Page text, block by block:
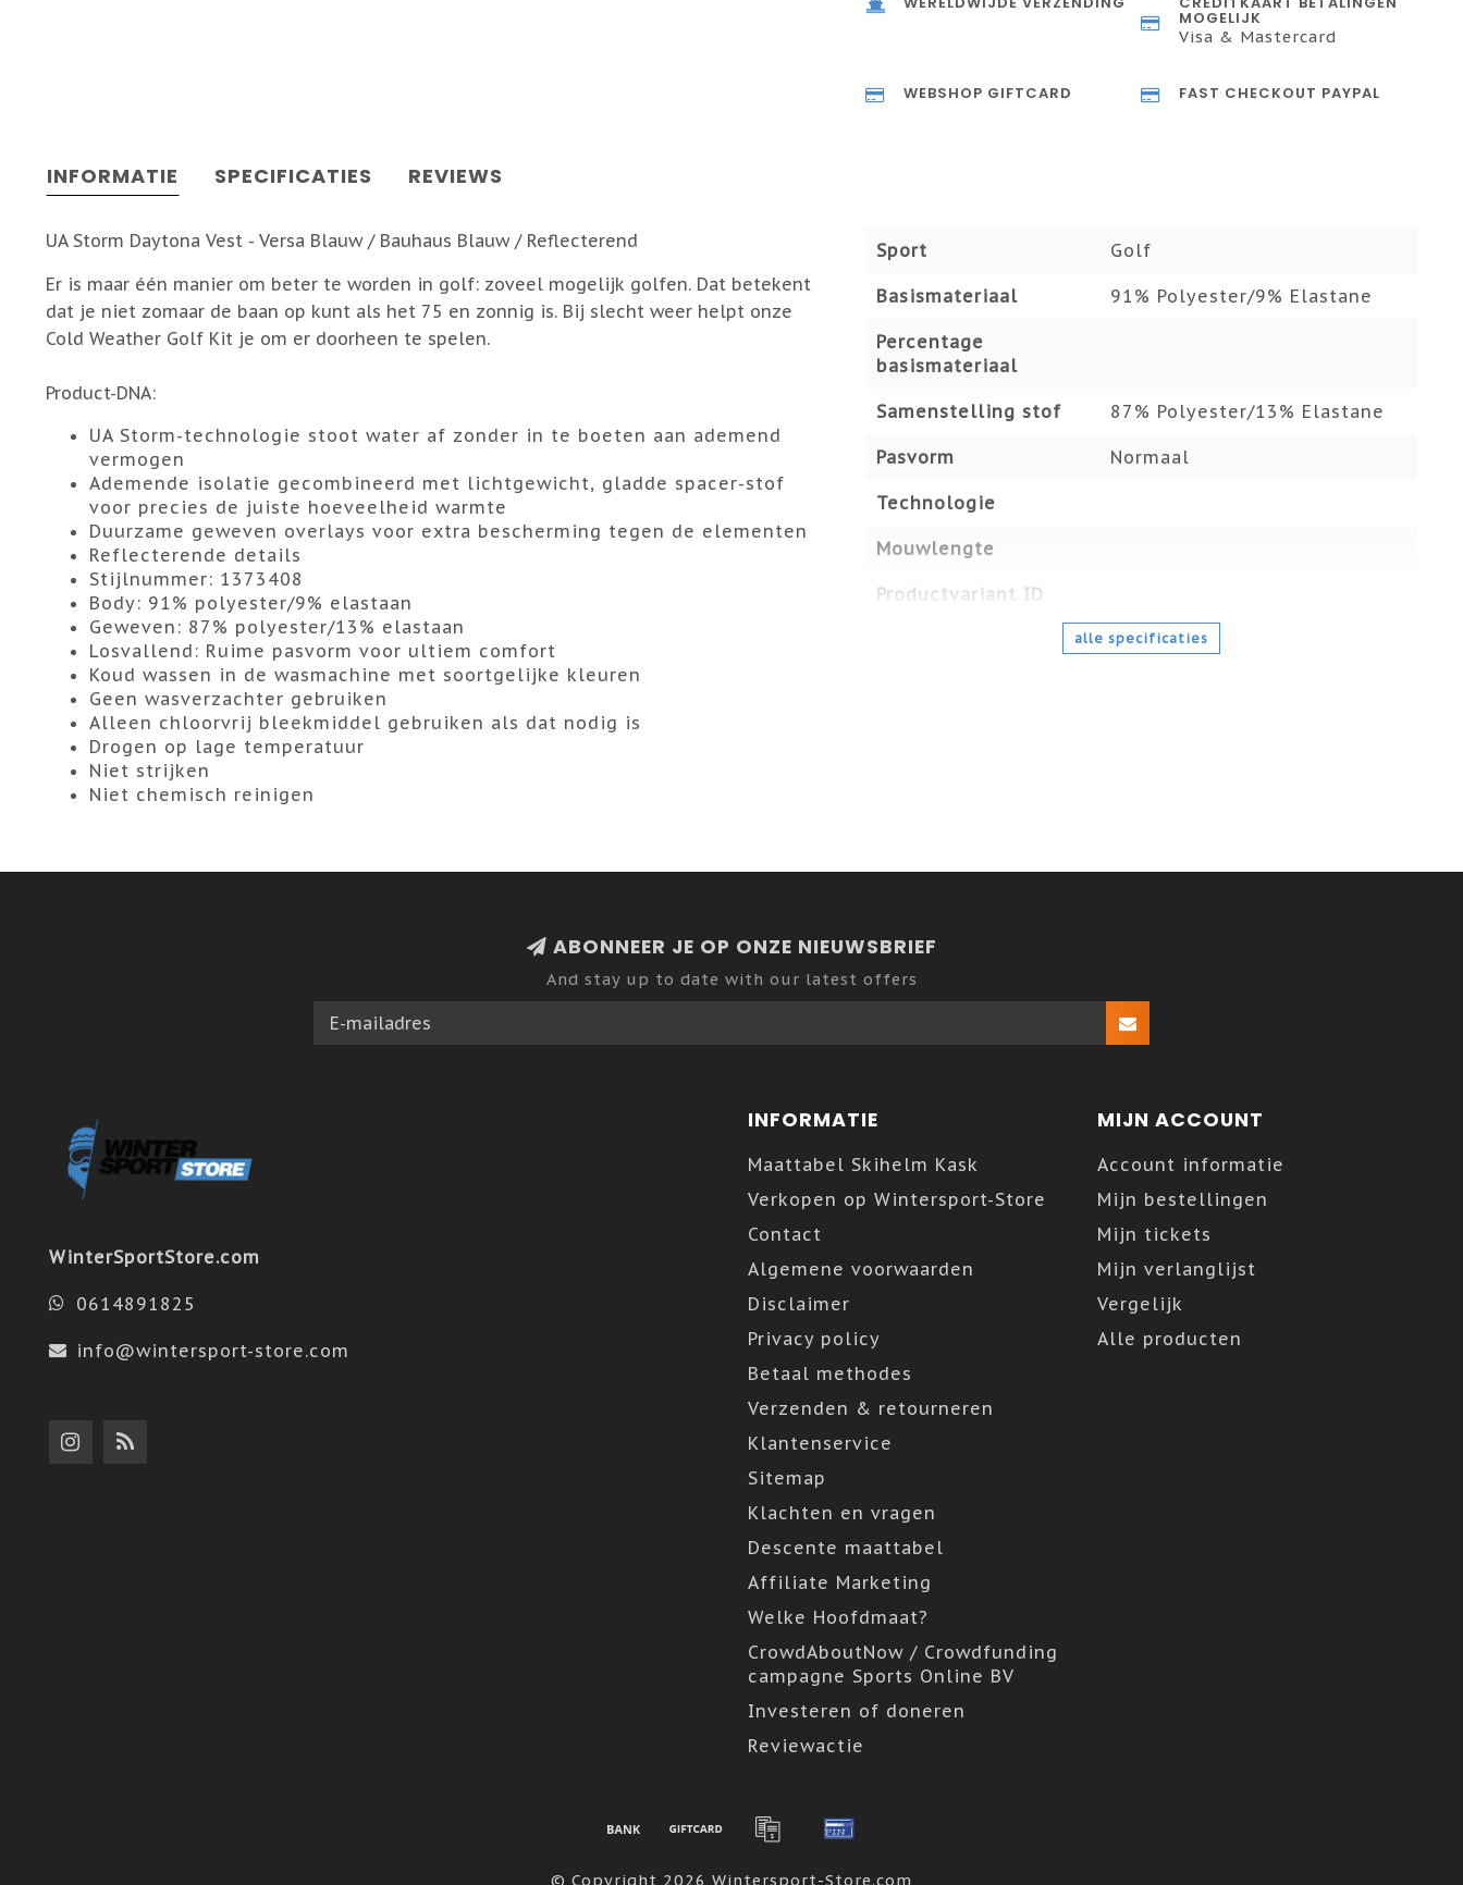
MOGELIJK
Visa & Mastercard
WEBSHOP GIFTCARD FAST CHECKOUT PAYPAL
INFORMATIE SPECIFICATIES REVIEWS
UA Storm Daytona Vest - Versa Blauw / Bauhaus Blauw / Reflecterend
Er is maar één manier om beter te worden in golf: zoveel mogelijk golfen. Dat betekent
dat je niet zomaar de baan op kunt als het 75 en zonnig is. Bij slecht weer helpt onze
Cold Weather Golf Kit je om er doorheen te spelen.
Product-DNA:
UA Storm-technologie stoot water af zonder in te boeten aan ademend
vermogen
Ademende isolatie gecombineerd met lichtgewicht, gladde spacer-stof
voor precies de juiste hoeveelheid warmte
Duurzame geweven overlays voor extra bescherming tegen de elementen
Reflecterende details
Stijlnummer: 1373408
Body: 91% polyester/9% elastaan
Geweven: 87% polyester/13% elastaan
Losvallend: Ruime pasvorm voor ultiem comfort
Koud wassen in de wasmachine met soortgelijke kleuren
Geen wasverzachter gebruiken
Alleen chloorvrij bleekmiddel gebruiken als dat nodig is
Drogen op lage temperatuur
Niet strijken
Niet chemisch reinigen
Sport Golf
Basismateriaal 91% Polyester/9% Elastane
Percentage
basismateriaal
Samenstelling stof 87% Polyester/13% Elastane
Pasvorm Normaal
Technologie
Mouwlengte
Productvariant ID
alle specificaties
ABONNEER JE OP ONZE NIEUWSBRIEF
And stay up to date with our latest offers
WinterSportStore.com
0614891825
info@wintersport-store.com
INFORMATIE
Maattabel Skihelm Kask
Verkopen op Wintersport-Store
Contact
Algemene voorwaarden
Disclaimer
Privacy policy
Betaal methodes
Verzenden & retourneren
Klantenservice
Sitemap
Klachten en vragen
Descente maattabel
Affiliate Marketing
Welke Hoofdmaat?
CrowdAboutNow / Crowdfunding
campagne Sports Online BV
Investeren of doneren
Reviewactie
MIJN ACCOUNT
Account informatie
Mijn bestellingen
Mijn tickets
Mijn verlanglijst
Vergelijk
Alle producten
© Copyright 2026 Wintersport-Store.com